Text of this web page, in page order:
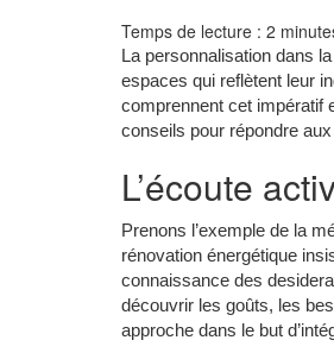
Temps de lecture : 2
La personnalisation dans
espaces qui reflètent leur
comprennent cet impératif
conseils pour répondre
L’écoute
Prenons l’exemple de la
rénovation énergétique
connaissance des
découvrir les goûts, les
approche dans le but